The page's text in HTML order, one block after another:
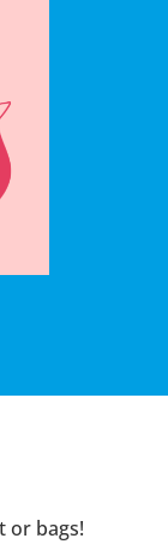
or bags!